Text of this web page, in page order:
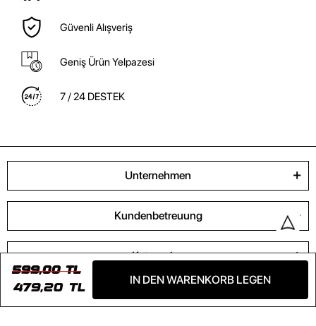
599,00 TL
479,20 TL
IN DEN WARENKORB LEGEN
Güvenli Alışveriş
Geniş Ürün Yelpazesi
7 / 24 DESTEK
Unternehmen
Kundenbetreuung
Kategorien